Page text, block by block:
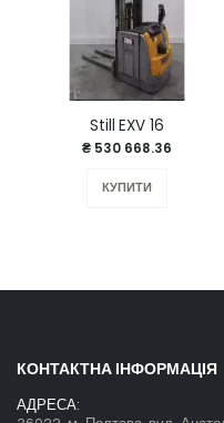
Still EXV 16
₴ 530 668.36
КУПИТИ
КОНТАКТНА ІНФОРМАЦІЯ
АДРЕСА: